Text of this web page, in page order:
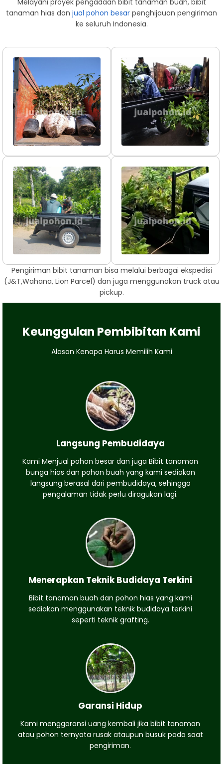
Melayani proyek pengadaan bibit tanaman buah, bibit
tanaman hias dan jual pohon besar penghijauan pengiriman
ke seluruh Indonesia.
Pengiriman bibit tanaman bisa melalui berbagai ekspedisi
(J&T,Wahana, Lion Parcel) dan juga menggunakan truck atau
pickup.
Keunggulan Pembibitan Kami
Alasan Kenapa Harus Memilih Kami
Langsung Pembudidaya
Kami Menjual pohon besar dan juga Bibit tanaman
bunga hias dan pohon buah yang kami sediakan
langsung berasal dari pembudidaya, sehingga
pengalaman tidak perlu diragukan lagi.
Menerapkan Teknik Budidaya Terkini
Bibit tanaman buah dan pohon hias yang kami
sediakan menggunakan teknik budidaya terkini
seperti teknik grafting.
Garansi Hidup
Kami menggaransi uang kembali jika bibit tanaman
atau pohon ternyata rusak ataupun busuk pada saat
pengiriman.